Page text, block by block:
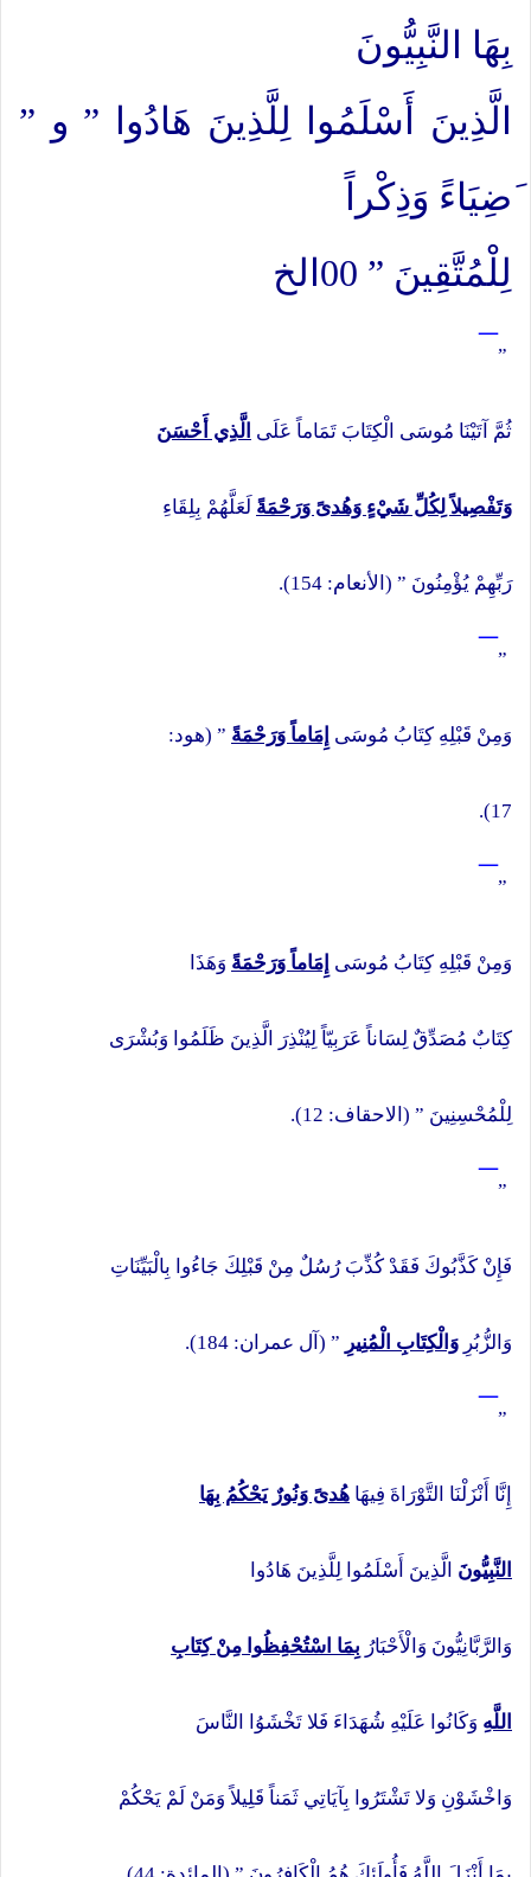
بِهَا النَّبِيُّونَ
الَّذِينَ أَسْلَمُوا لِلَّذِينَ هَادُوا ” و ”
َضِيَاءً وَذِكْراً
لِلْمُتَّقِينَ ” 00الخ
¯”
ثُمَّ آتَيْنَا مُوسَى الْكِتَابَ تَمَاماً عَلَى الَّذِي أَحْسَنَ
وَتَفْصِيلاً لِكُلِّ شَيْءٍ وَهُدىً وَرَحْمَةً لَعَلَّهُمْ بِلِقَاءِ
رَبِّهِمْ يُؤْمِنُونَ ” (الأنعام: 154).
¯”
وَمِنْ قَبْلِهِ كِتَابُ مُوسَى إِمَاماً وَرَحْمَةً ” (هود:
17).
¯”
وَمِنْ قَبْلِهِ كِتَابُ مُوسَى إِمَاماً وَرَحْمَةً وَهَذَا
كِتَابٌ مُصَدِّقٌ لِسَاناً عَرَبِيّاً لِيُنْذِرَ الَّذِينَ ظَلَمُوا وَبُشْرَى
لِلْمُحْسِنِينَ ” (الاحقاف: 12).
¯”
فَإِنْ كَذَّبُوكَ فَقَدْ كُذِّبَ رُسُلٌ مِنْ قَبْلِكَ جَاءُوا بِالْبَيِّنَاتِ
وَالزُّبُرِ وَالْكِتَابِ الْمُنِيرِ ” (آل عمران: 184).
¯”
إِنَّا أَنْزَلْنَا التَّوْرَاةَ فِيهَا هُدىً وَنُورٌ يَحْكُمُ بِهَا
النَّبِيُّونَ الَّذِينَ أَسْلَمُوا لِلَّذِينَ هَادُوا
وَالرَّبَّانِيُّونَ وَالْأَحْبَارُ بِمَا اسْتُحْفِظُوا مِنْ كِتَابِ
اللَّهِ وَكَانُوا عَلَيْهِ شُهَدَاءَ فَلا تَخْشَوُا النَّاسَ
وَاخْشَوْنِ وَلا تَشْتَرُوا بِآيَاتِي ثَمَناً قَلِيلاً وَمَنْ لَمْ يَحْكُمْ